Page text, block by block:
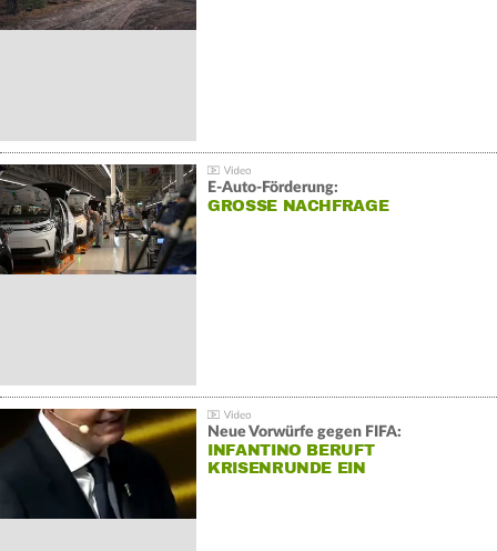
E-Auto-Förderung:
GROSSE NACHFRAGE
Neue Vorwürfe gegen FIFA:
INFANTINO BERUFT
KRISENRUNDE EIN